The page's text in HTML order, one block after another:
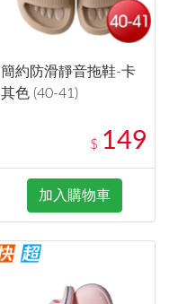
簡約防滑靜音拖鞋-卡
其色 (40-41)
$ 149
加入購物車